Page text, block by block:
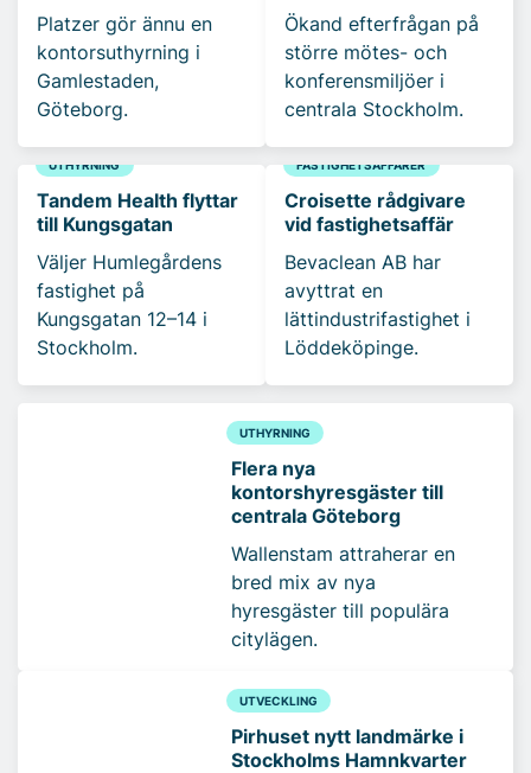
Platzer gör ännu en
kontorsuthyrning i
Gamlestaden,
Göteborg.
Ökand efterfrågan på
större mötes- och
konferensmiljöer i
centrala Stockholm.
UTHYRNING
Tandem Health flyttar
till Kungsgatan
Väljer Humlegårdens
fastighet på
Kungsgatan 12–14 i
Stockholm.
FASTIGHETSAFFÄRER
Croisette rådgivare
vid fastighetsaffär
Bevaclean AB har
avyttrat en
lättindustrifastighet i
Löddeköpinge.
UTHYRNING
Flera nya
kontorshyresgäster till
centrala Göteborg
Wallenstam attraherar en
bred mix av nya
hyresgäster till populära
citylägen.
UTVECKLING
Pirhuset nytt landmärke i
Stockholms Hamnkvarter